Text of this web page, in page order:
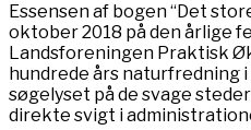
Essensen af bogen “Det
oktober 2018 på den årlige
Landsforeningen Praktisk
hundrede års naturfredning
søgelyset på de svage
direkte svigt i